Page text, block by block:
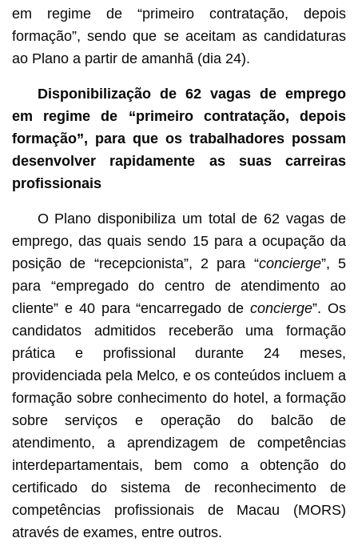
em regime de “primeiro contratação, depois
formação”, sendo que se aceitam as candidaturas
ao Plano a partir de amanhã (dia 24).
Disponibilização de 62 vagas de emprego
em regime de “primeiro contratação, depois
formação”, para que os trabalhadores possam
desenvolver rapidamente as suas carreiras
profissionais
O Plano disponibiliza um total de 62 vagas de
emprego, das quais sendo 15 para a ocupação da
posição de “recepcionista”, 2 para “concierge”, 5
para “empregado do centro de atendimento ao
cliente” e 40 para “encarregado deconcierge”. Os
candidatos admitidos receberão uma formação
prática e profissional durante 24 meses,
providenciada pela Melco, e os conteúdos incluem a
formação sobre conhecimento do hotel, a formação
sobre serviços e operação do balcão de
atendimento, a aprendizagem de competências
interdepartamentais, bem como a obtenção do
certificado do sistema de reconhecimento de
competências profissionais de Macau (MORS)
através de exames, entre outros.